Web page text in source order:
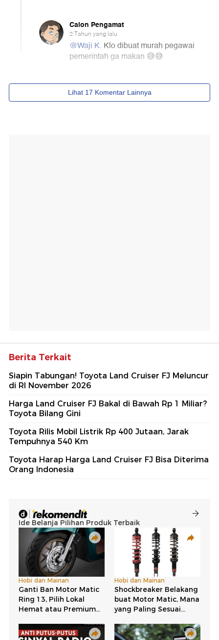
Berita Terkait
Siapin Tabungan! Toyota Land Cruiser FJ Meluncur
di RI November 2026
Harga Land Cruiser FJ Bakal di Bawah Rp 1 Miliar?
Toyota Bilang Gini
Toyota Rilis Mobil Listrik Rp 400 Jutaan, Jarak
Tempuhnya 540 Km
Toyota Harap Harga Land Cruiser FJ Bisa Diterima
Orang Indonesia